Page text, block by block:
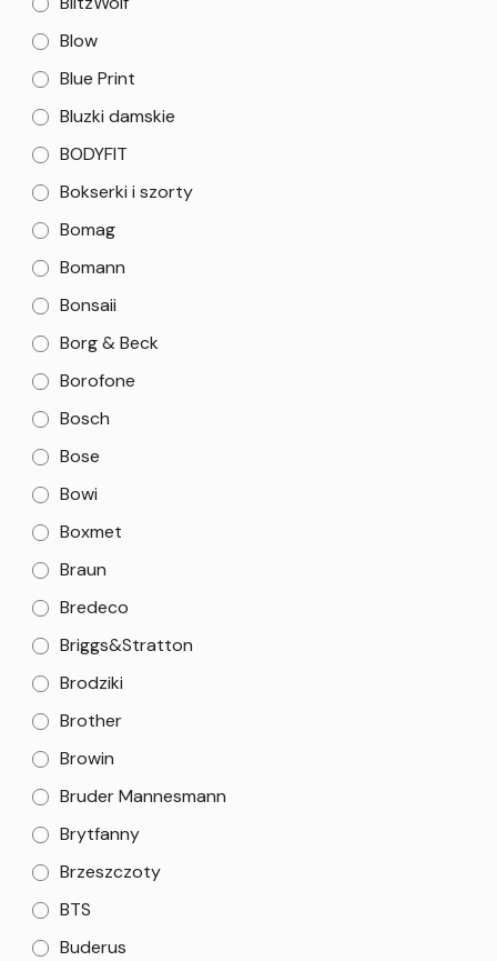
Blow
Blue Print
Bluzki damskie
BODYFIT
Bokserki i szorty
Bomag
Bomann
Bonsaii
Borg & Beck
Borofone
Bosch
Bose
Bowi
Boxmet
Braun
Bredeco
Briggs&Stratton
Brodziki
Brother
Browin
Bruder Mannesmann
Brytfanny
Brzeszczoty
BTS
Buderus